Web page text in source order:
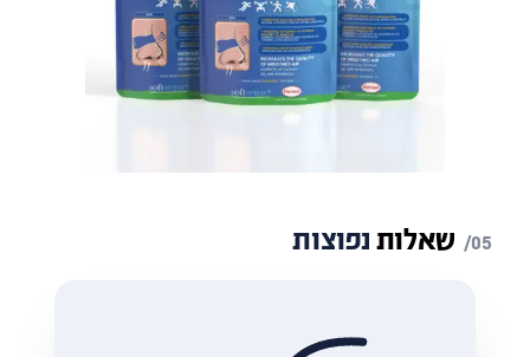
שאלותנפוצות